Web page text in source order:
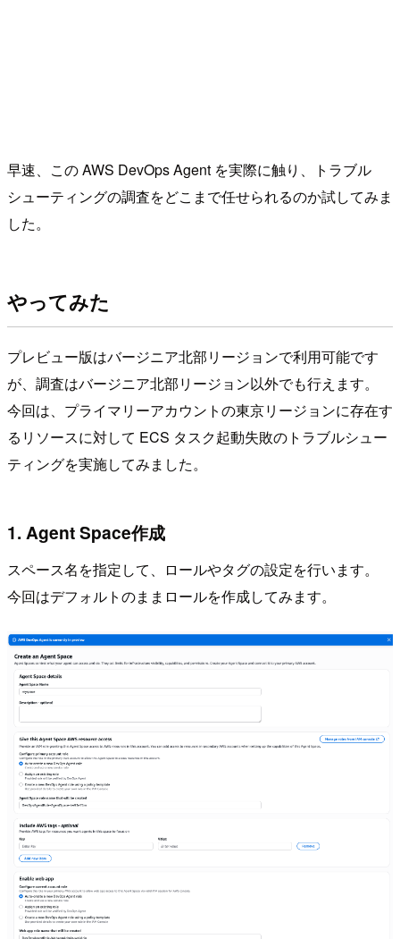
早速、この AWS DevOps Agent を実際に触り、トラブル
シューティングの調査をどこまで任せられるのか試してみま
した。
やってみた
プレビュー版はバージニア北部リージョンで利用可能です
が、調査はバージニア北部リージョン以外でも行えます。
今回は、プライマリーアカウントの東京リージョンに存在す
るリソースに対して ECS タスク起動失敗のトラブルシュー
ティングを実施してみました。
1. Agent Space作成
スペース名を指定して、ロールやタグの設定を行います。
今回はデフォルトのままロールを作成してみます。